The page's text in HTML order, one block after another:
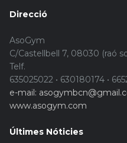
Direcció
AsoGym
C/Castellbell 7, 08030 (raó
Telf.
635025022 • 630180174 •
e-mail:
www.asogym.com
Últimes Nóticies